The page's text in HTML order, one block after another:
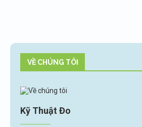
VỀ CHÚNG TÔI
Kỹ Thuật Đo